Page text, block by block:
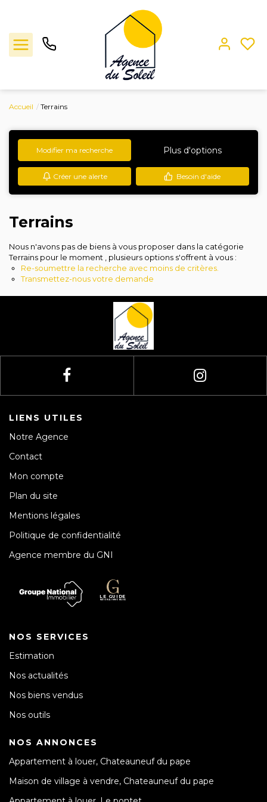
Locations
Estimation
L'agence
Contact
Avis clients
Accueil Terrains
Modifier ma recherche Plus d'options
Créer une alerte Besoin d'aide
Terrains
Nous n'avons pas de biens à vous proposer dans la catégorie
Terrains pour le moment , plusieurs options s'offrent à vous :
Re-soumettre la recherche avec moins de critères.
Transmettez-nous votre demande
LIENS UTILES
Notre Agence
Contact
Mon compte
Plan du site
Mentions légales
Politique de confidentialité
Agence membre du GNI
NOS SERVICES
Estimation
Nos actualités
Nos biens vendus
Nos outils
NOS ANNONCES
Appartement à louer, Chateauneuf du pape
Maison de village à vendre, Chateauneuf du pape